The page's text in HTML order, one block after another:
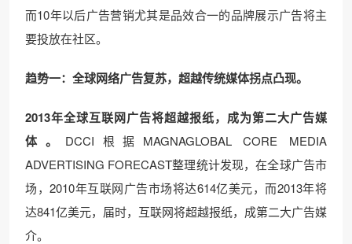
而10年以后广告营销尤其是品效合一的品牌展示广告将主
要投放在社区。
趋势一：全球网络广告复苏，超越传统媒体拐点凸现。
2013年全球互联网广告将超越报纸，成为第二大广告媒
体。 DCCI根据MAGNAGLOBAL CORE MEDIA
ADVERTISING FORECAST整理统计发现，在全球广告市
场，2010年互联网广告市场将达614亿美元，而2013年将
达841亿美元，届时，互联网将超越报纸，成第二大广告媒
介。